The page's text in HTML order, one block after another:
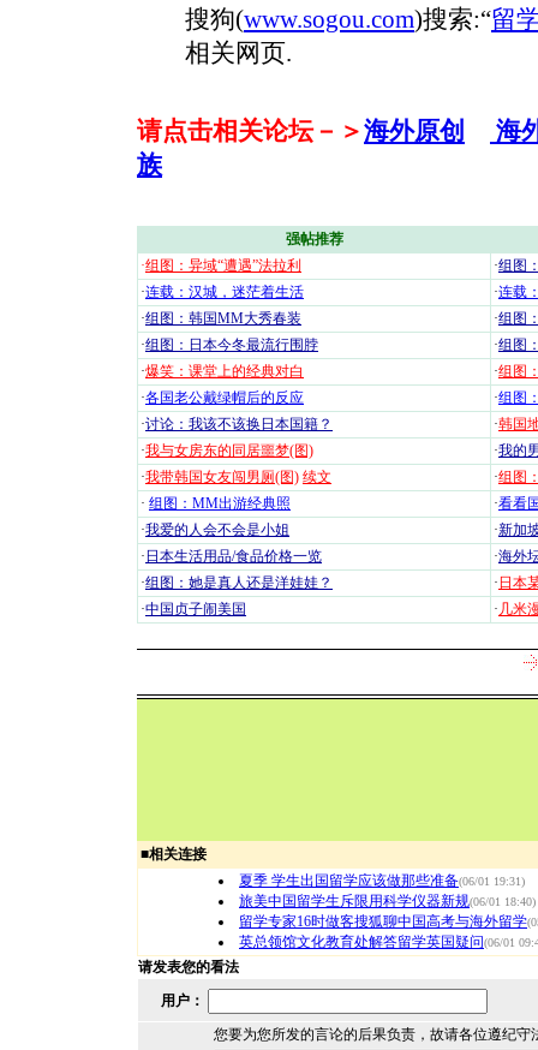
搜狗(www.sogou.com)搜索:“留
相关网页.
请点击相关论坛－＞海外原创
海
族
强帖推荐
·组图：异域“遭遇”法拉利 ·组图
·连载：汉城，迷茫着生活 ·连载
·组图：韩国MM大秀春装 ·组图
·组图：日本今冬最流行围脖 ·组图
·爆笑：课堂上的经典对白 ·组图
·各国老公戴绿帽后的反应 ·组图
·讨论：我该不该换日本国籍？ ·韩国
·我与女房东的同居噩梦(图) ·我的
·我带韩国女友闯男厕(图) 续文 ·组图
· 组图：MM出游经典照 ·看看
·我爱的人会不会是小姐 ·新加
· 日本生活用品/食品价格一览 ·海外
·组图：她是真人还是洋娃娃？ · 日本
·中国贞子闹美国 · 几米
■相关连接
夏季 学生出国留学应该做那些准备(06/01 19:31)
旅美中国留学生斥限用科学仪器新规(06/01 18:40)
留学专家16时做客搜狐聊中国高考与海外留学
英总领馆文化教育处解答留学英国疑问(06/01
请发表您的看法
用户：
您要为您所发的言论的后果负责，故请各位遵纪守